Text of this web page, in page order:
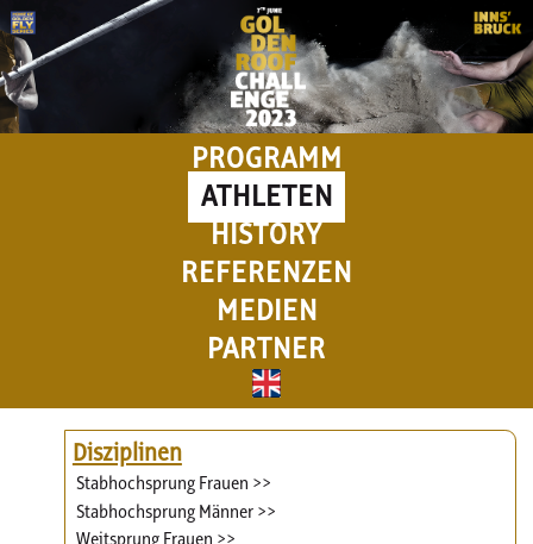
PROGRAMM
ATHLETEN
HISTORY
REFERENZEN
MEDIEN
PARTNER
Disziplinen
Stabhochsprung Frauen >>
Stabhochsprung Männer >>
Weitsprung Frauen >>